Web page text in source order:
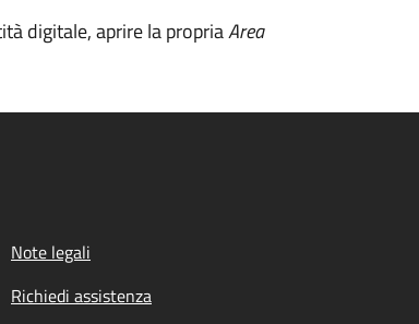
digitale, aprire la propriaArea
Note legali
Richiedi assistenza